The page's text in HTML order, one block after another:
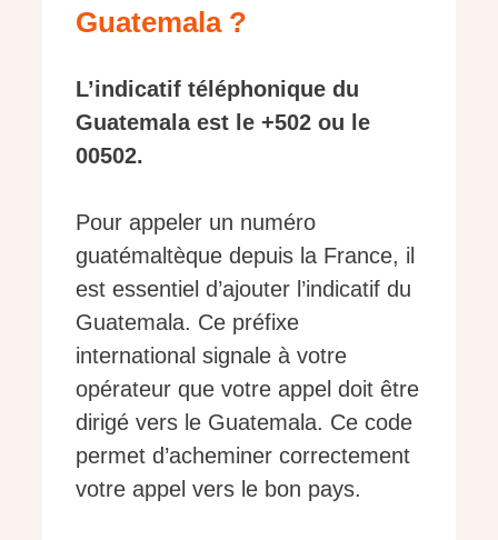
Guatemala ?
L’indicatif téléphonique du
Guatemala est le +502 ou le
00502.
Pour appeler un numéro
guatémaltèque depuis la France, il
est essentiel d’ajouter l’indicatif du
Guatemala. Ce préfixe
international signale à votre
opérateur que votre appel doit être
dirigé vers le Guatemala. Ce code
permet d’acheminer correctement
votre appel vers le bon pays.